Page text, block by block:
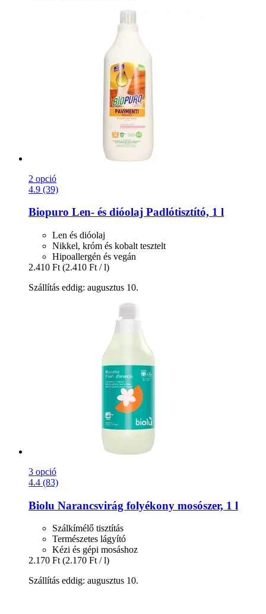
2 opció
4.9 (39)
Biopuro Len-​ és dióolaj Padlótisztító, 1 l
Len és dióolaj
Nikkel, króm és kobalt tesztelt
Hipoallergén és vegán
2.410 Ft (2.410 Ft / l)
Szállítás eddig: augusztus 10.
3 opció
4.4 (83)
Biolu Narancsvirág folyékony mosószer, 1 l
Szálkímélő tisztítás
Természetes lágyító
Kézi és gépi mosáshoz
2.170 Ft (2.170 Ft / l)
Szállítás eddig: augusztus 10.